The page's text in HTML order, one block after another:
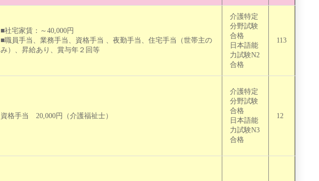
■社宅家賃：～40,000円
■職員手当、業務手当、資格手当 、夜勤手当、住宅手当（世帯主の
み）、昇給あり、賞与年２回等
介護特定
分野試験
合格
日本語能
力試験N2
合格
113
資格手当 20,000円（介護福祉士）
介護特定
分野試験
合格
日本語能
力試験N3
合格
12